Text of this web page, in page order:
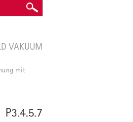
VAKUUM
mit
P3.4.5.7